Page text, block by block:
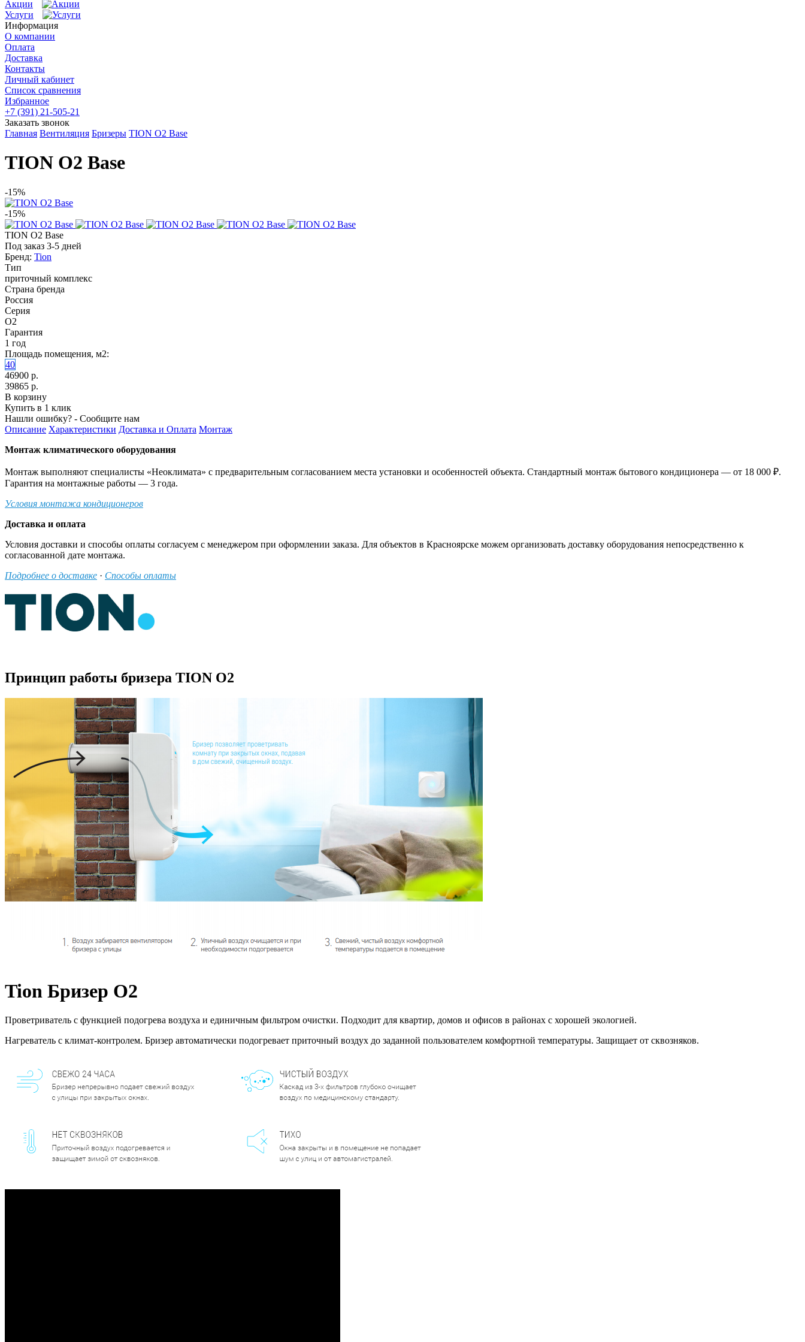
Акции
Услуги
Информация
О компании
Оплата
Доставка
Контакты
Личный кабинет
Список сравнения
Избранное
+7 (391) 21-505-21
Заказать звонок
Главная Вентиляция Бризеры TION O2 Base
TION O2 Base
-15%
-15%
TION O2 Base
Под заказ 3-5 дней
Бренд: Tion
Тип
приточный комплекс
Страна бренда
Россия
Серия
O2
Гарантия
1 год
Площадь помещения, м2:
40
46900 р.
39865 р.
В корзину
Купить в 1 клик
Нашли ошибку? - Сообщите нам
Описание Характеристики Доставка и Оплата Монтаж
Монтаж климатического оборудования
Монтаж выполняют специалисты «Неоклимата» с предварительным согласованием места установки и особенностей объекта. Стандартный монтаж бытового кондиционера — от 18 000 ₽.
Гарантия на монтажные работы — 3 года.
Условия монтажа кондиционеров
Доставка и оплата
Условия доставки и способы оплаты согласуем с менеджером при оформлении заказа. Для объектов в Красноярске можем организовать доставку оборудования непосредственно к
согласованной дате монтажа.
Подробнее о доставке · Способы оплаты
Принцип работы бризера TION O2
Tion Бризер O2
Проветриватель с функцией подогрева воздуха и единичным фильтром очистки. Подходит для квартир, домов и офисов в районах с хорошей экологией.
Нагреватель с климат-контролем. Бризер автоматически подогревает приточный воздух до заданной пользователем комфортной температуры. Защищает от сквозняков.